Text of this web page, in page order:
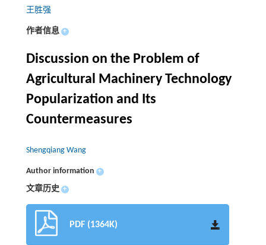
王胜强
作者信息 +
Discussion on the Problem of
Agricultural Machinery Technology
Popularization and Its
Countermeasures
Shengqiang Wang
Author information +
文章历史 +
PDF (1364K)